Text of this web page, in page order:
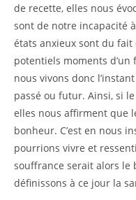
de recette, elles nous
sont de notre incapacité
états anxieux sont du
potentiels moments
nous vivons donc
passé ou futur. Ainsi, si
elles nous affirment que
bonheur. C’est en nous
pourrions vivre et
souffrance serait alors le
définissons à ce jour la